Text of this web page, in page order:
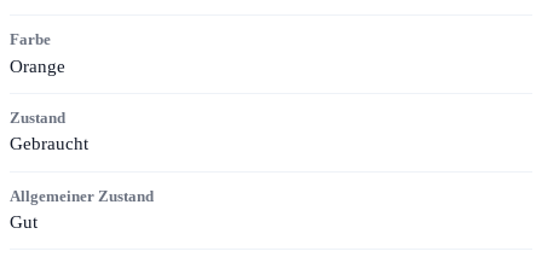
Farbe
Orange
Zustand
Gebraucht
Allgemeiner Zustand
Gut